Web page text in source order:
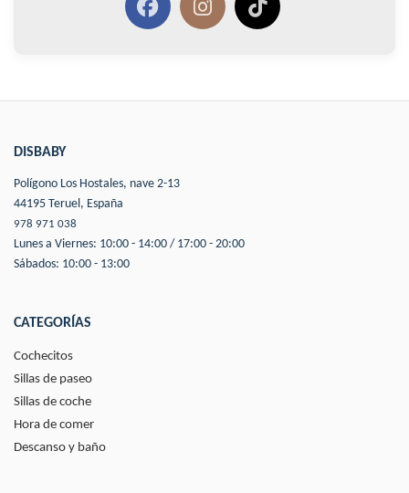
DISBABY
Polígono Los Hostales, nave 2-13
44195 Teruel, España
978 971 038
Lunes a Viernes: 10:00 - 14:00 / 17:00 - 20:00
Sábados: 10:00 - 13:00
CATEGORÍAS
Cochecitos
Sillas de paseo
Sillas de coche
Hora de comer
Descanso y baño